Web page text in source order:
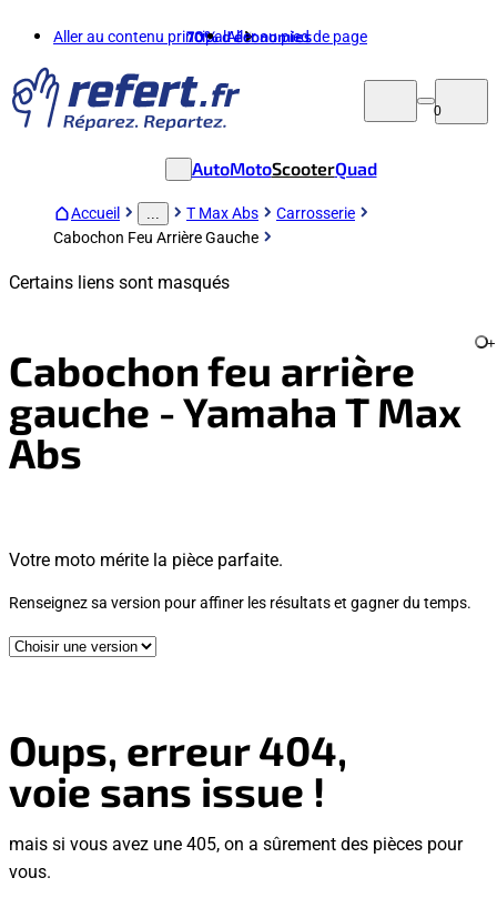
Aller au contenu principalAller au pied de page
70%d'économies
0
AutoMotoScooterQuad
Accueil T Max Abs
Carrosserie
Cabochon Feu Arrière Gauche
Certains liens sont masqués
Cabochon feu arrière
gauche - Yamaha T Max
Abs
+
Votre moto mérite la pièce parfaite.
Renseignez sa version pour affiner les résultats et gagner du temps.
Oups, erreur 404,
voie sans issue !
mais si vous avez une 405, on a sûrement des pièces pour
vous.